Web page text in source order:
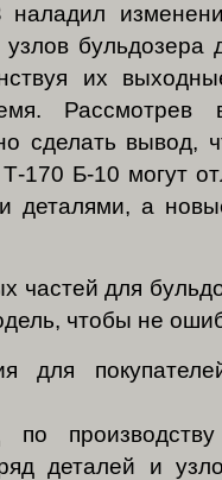
наладил
бульдозера
их
Рассмотрев
сделать вывод,
170 Б-10 могут
деталями, а
частей для
чтобы не
для
по
деталей и